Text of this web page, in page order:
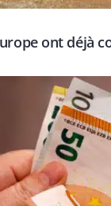
ont déjà